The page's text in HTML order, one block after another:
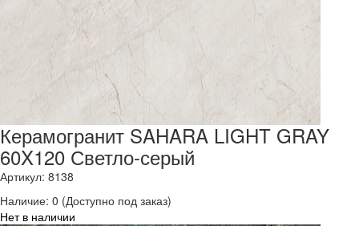
Керамогранит SAHARA LIGHT GRAY
60X120 Светло-серый
Артикул: 8138
Наличие: 0 (Доступно под заказ)
Нет в наличии